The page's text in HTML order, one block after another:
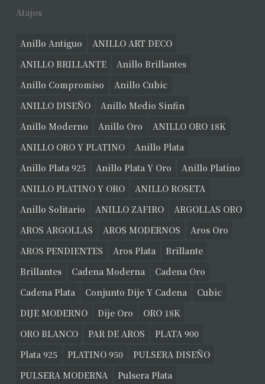
Atajos
Anillo Antiguo
ANILLO ART DECO
ANILLO BRILLANTE
Anillo Brillantes
Anillo Compromiso
Anillo Cubic
ANILLO DISEÑO
Anillo Medio Sinfin
Anillo Moderno
Anillo Oro
ANILLO ORO 18K
ANILLO ORO Y PLATINO
Anillo Plata
Anillo Plata 925
Anillo Plata Y Oro
Anillo Platino
ANILLO PLATINO Y ORO
ANILLO ROSETA
Anillo Solitario
ANILLO ZAFIRO
ARGOLLAS ORO
AROS ARGOLLAS
AROS MODERNOS
Aros Oro
AROS PENDIENTES
Aros Plata
Brillante
Brillantes
Cadena Moderna
Cadena Oro
Cadena Plata
Conjunto Dije Y Cadena
Cubic
DIJE MODERNO
Dije Oro
ORO 18K
ORO BLANCO
PAR DE AROS
PLATA 900
Plata 925
PLATINO 950
PULSERA DISEÑO
PULSERA MODERNA
Pulsera Plata